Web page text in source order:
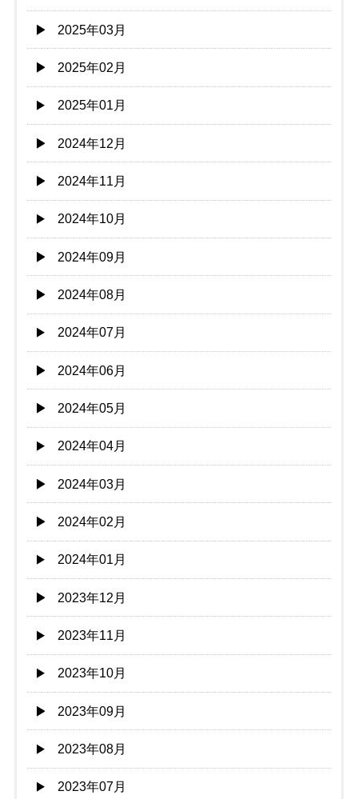
2025年03月
2025年02月
2025年01月
2024年12月
2024年11月
2024年10月
2024年09月
2024年08月
2024年07月
2024年06月
2024年05月
2024年04月
2024年03月
2024年02月
2024年01月
2023年12月
2023年11月
2023年10月
2023年09月
2023年08月
2023年07月